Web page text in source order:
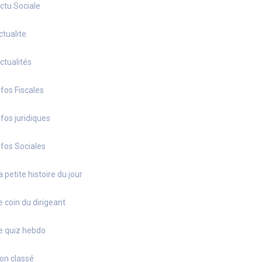
Sociale
Fiscales
juridiques
Sociales
petite histoire du jour
coin du dirigeant
quiz hebdo
classé